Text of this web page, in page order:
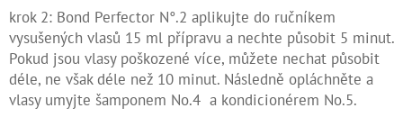
krok 2: Bond Perfector N°.2 aplikujte do ručníkem
vysušených vlasů 15 ml přípravu a nechte působit 5 minut.
Pokud jsou vlasy poškozené více, můžete nechat působit
déle, ne však déle než 10 minut. Následně opláchněte a
vlasy umyjte šamponem No.4 a kondicionérem No.5.